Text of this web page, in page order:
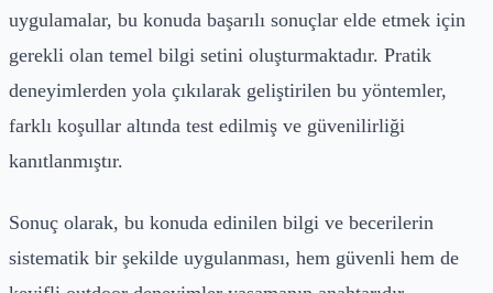
uygulamalar, bu konuda başarılı sonuçlar elde etmek için
gerekli olan temel bilgi setini oluşturmaktadır. Pratik
deneyimlerden yola çıkılarak geliştirilen bu yöntemler,
farklı koşullar altında test edilmiş ve güvenilirliği
kanıtlanmıştır.
Sonuç olarak, bu konuda edinilen bilgi ve becerilerin
sistematik bir şekilde uygulanması, hem güvenli hem de